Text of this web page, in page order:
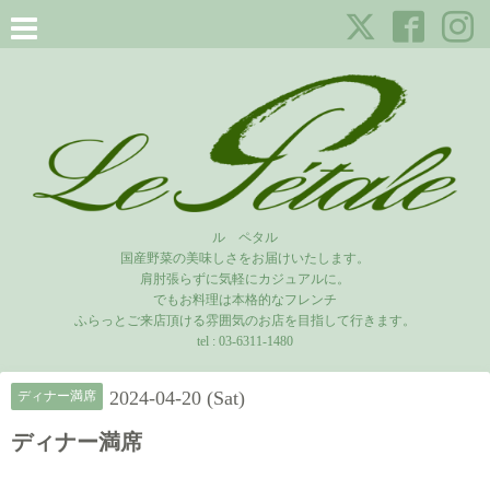
ル ペタル
国産野菜の美味しさをお届けいたします。
肩肘張らずに気軽にカジュアルに。
でもお料理は本格的なフレンチ
ふらっとご来店頂ける雰囲気のお店を目指して行きます。
tel : 03-6311-1480
ディナー満席 2024-04-20 (Sat)
ディナー満席